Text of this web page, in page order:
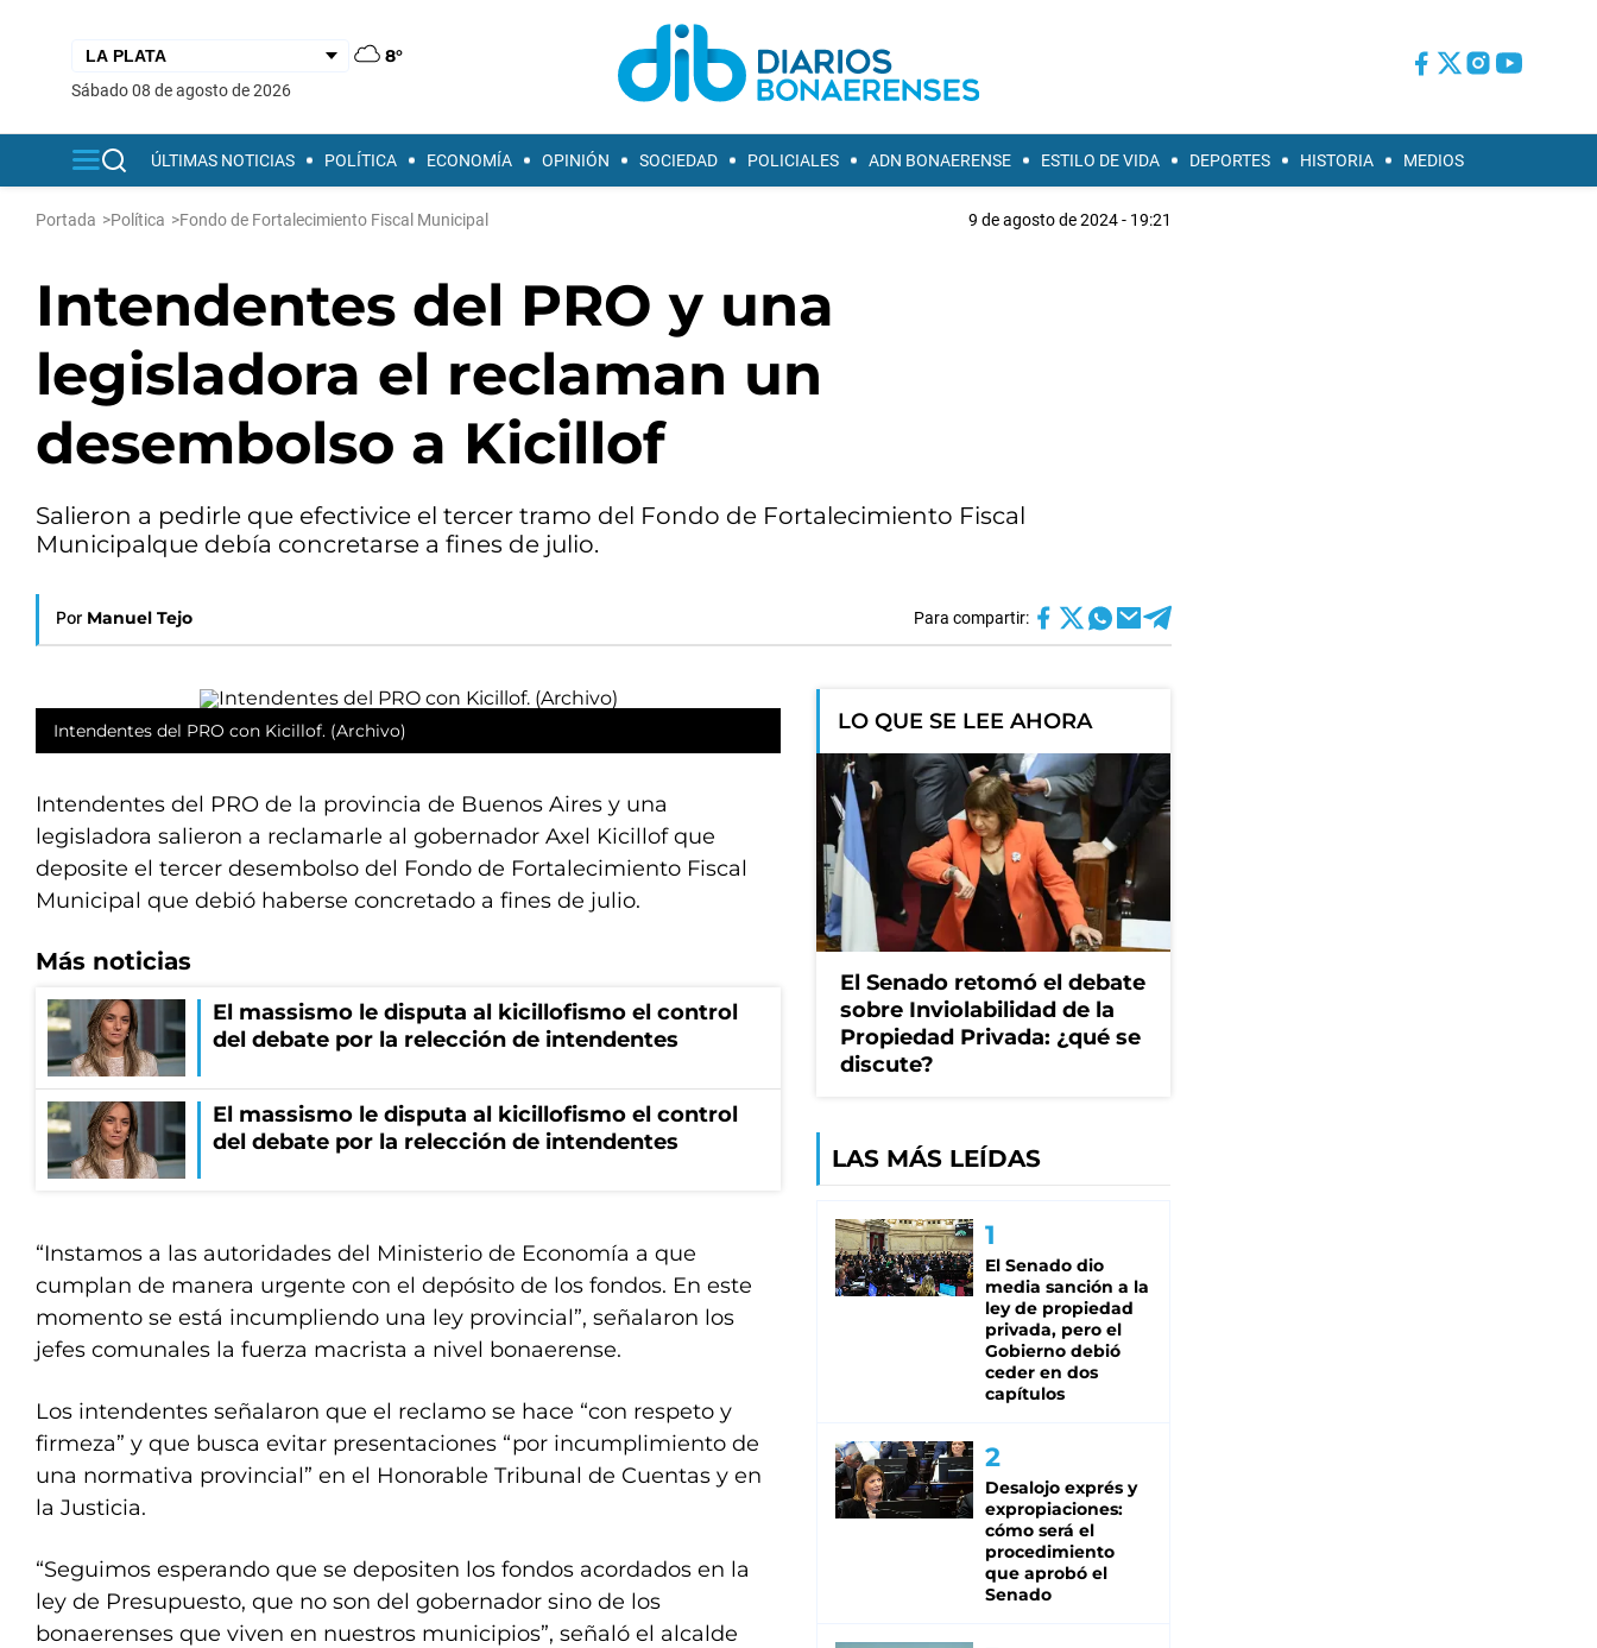
8°
sábado 08 de agosto de 2026
ÚLTIMAS NOTICIAS POLÍTICA ECONOMÍA OPINIÓN SOCIEDAD POLICIALES ADN BONAERENSE ESTILO DE VIDA DEPORTES HISTORIA MEDIOS
Portada >Política >Fondo de Fortalecimiento Fiscal Municipal 9 de agosto de 2024 - 19:21
Intendentes del PRO y una
legisladora el reclaman un
desembolso a Kicillof
Salieron a pedirle que efectivice el tercer tramo del Fondo de Fortalecimiento Fiscal
Municipalque debía concretarse a fines de julio.
Por Manuel Tejo Para compartir:
Intendentes del PRO con Kicillof. (Archivo)
Intendentes del PRO de la provincia de Buenos Aires y una
legisladora salieron a reclamarle al gobernador Axel Kicillof que
deposite el tercer desembolso del Fondo de Fortalecimiento Fiscal
Municipal que debió haberse concretado a fines de julio.
Más noticias
El massismo le disputa al kicillofismo el control
del debate por la relección de intendentes
El massismo le disputa al kicillofismo el control
del debate por la relección de intendentes
“Instamos a las autoridades del Ministerio de Economía a que
cumplan de manera urgente con el depósito de los fondos. En este
momento se está incumpliendo una ley provincial”, señalaron los
jefes comunales la fuerza macrista a nivel bonaerense.
Los intendentes señalaron que el reclamo se hace “con respeto y
firmeza” y que busca evitar presentaciones “por incumplimiento de
una normativa provincial” en el Honorable Tribunal de Cuentas y en
la Justicia.
“Seguimos esperando que se depositen los fondos acordados en la
ley de Presupuesto, que no son del gobernador sino de los
bonaerenses que viven en nuestros municipios”, señaló el alcalde
LO QUE SE LEE AHORA
El Senado retomó el debate
sobre Inviolabilidad de la
Propiedad Privada: ¿qué se
discute?
LAS MÁS LEÍDAS
El Senado dio
media sanción a la
ley de propiedad
privada, pero el
Gobierno debió
ceder en dos
capítulos
Desalojo exprés y
expropiaciones:
cómo será el
procedimiento
que aprobó el
Senado